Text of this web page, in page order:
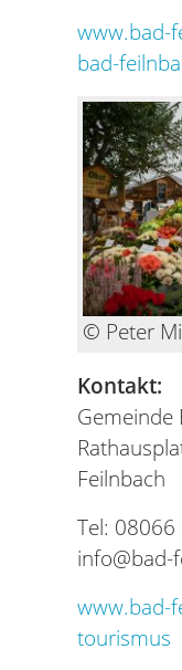
www.bad-
bad-
© Peter
Kontakt:
Gemeinde
Feilnbach
Tel:
info@bad-
www.bad-
tourismus